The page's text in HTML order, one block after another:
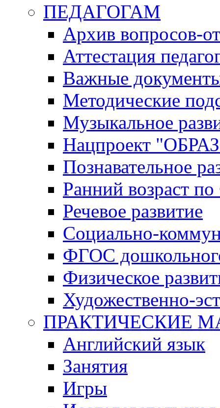
ПЕДАГОГАМ
Архив вопросов-
Аттестация
Важные
Методические
Музыкальное
Нацпроект
Познавательное
Ранний возраст
Речевое развитие
Социально-
ФГОС
Физическое
Художественно-
ПРАКТИЧЕСКИЕ
Английский язык
Занятия
Игры